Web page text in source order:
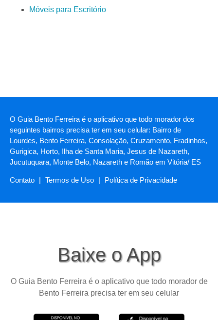
Móveis para Escritório
O Guia Bento Ferreira é o aplicativo que todo morador dos
seguintes bairros precisa ter em seu celular: Bairro de
Lourdes, Bento Ferreira, Consolação, Cruzamento, Fradinhos,
Gurigica, Horto, Ilha de Santa Maria, Jesus de Nazareth,
Jucutuquara, Monte Belo, Nazareth e Romão em Vitória/ ES
Contato | Termos de Uso | Política de Privacidade
Baixe o App
O Guia Bento Ferreira é o aplicativo que todo morador de
Bento Ferreira precisa ter em seu celular